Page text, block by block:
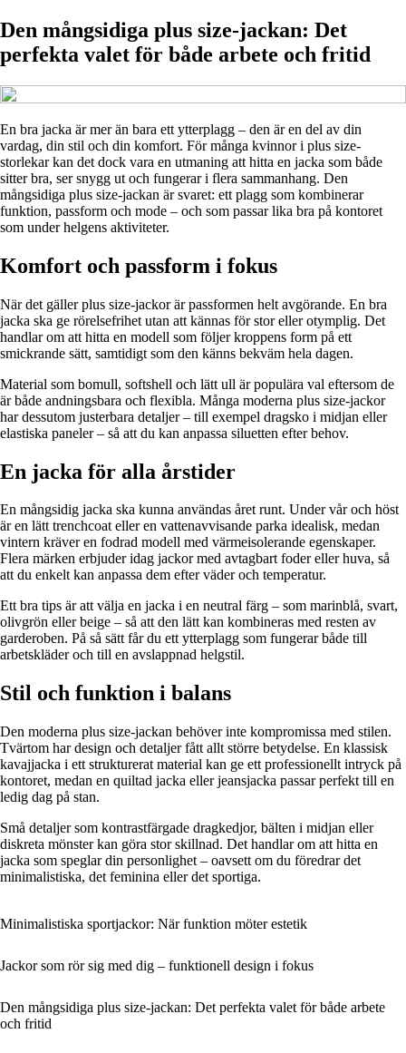
Den mångsidiga plus size-jackan: Det
perfekta valet för både arbete och fritid
En bra jacka är mer än bara ett ytterplagg – den är en del av din
vardag, din stil och din komfort. För många kvinnor i plus size-
storlekar kan det dock vara en utmaning att hitta en jacka som både
sitter bra, ser snygg ut och fungerar i flera sammanhang. Den
mångsidiga plus size-jackan är svaret: ett plagg som kombinerar
funktion, passform och mode – och som passar lika bra på kontoret
som under helgens aktiviteter.
Komfort och passform i fokus
När det gäller plus size-jackor är passformen helt avgörande. En bra
jacka ska ge rörelsefrihet utan att kännas för stor eller otymplig. Det
handlar om att hitta en modell som följer kroppens form på ett
smickrande sätt, samtidigt som den känns bekväm hela dagen.
Material som bomull, softshell och lätt ull är populära val eftersom de
är både andningsbara och flexibla. Många moderna plus size-jackor
har dessutom justerbara detaljer – till exempel dragsko i midjan eller
elastiska paneler – så att du kan anpassa siluetten efter behov.
En jacka för alla årstider
En mångsidig jacka ska kunna användas året runt. Under vår och höst
är en lätt trenchcoat eller en vattenavvisande parka idealisk, medan
vintern kräver en fodrad modell med värmeisolerande egenskaper.
Flera märken erbjuder idag jackor med avtagbart foder eller huva, så
att du enkelt kan anpassa dem efter väder och temperatur.
Ett bra tips är att välja en jacka i en neutral färg – som marinblå, svart,
olivgrön eller beige – så att den lätt kan kombineras med resten av
garderoben. På så sätt får du ett ytterplagg som fungerar både till
arbetskläder och till en avslappnad helgstil.
Stil och funktion i balans
Den moderna plus size-jackan behöver inte kompromissa med stilen.
Tvärtom har design och detaljer fått allt större betydelse. En klassisk
kavajjacka i ett strukturerat material kan ge ett professionellt intryck på
kontoret, medan en quiltad jacka eller jeansjacka passar perfekt till en
ledig dag på stan.
Små detaljer som kontrastfärgade dragkedjor, bälten i midjan eller
diskreta mönster kan göra stor skillnad. Det handlar om att hitta en
jacka som speglar din personlighet – oavsett om du föredrar det
minimalistiska, det feminina eller det sportiga.
Minimalistiska sportjackor: När funktion möter estetik
Jackor som rör sig med dig – funktionell design i fokus
Den mångsidiga plus size-jackan: Det perfekta valet för både arbete
och fritid